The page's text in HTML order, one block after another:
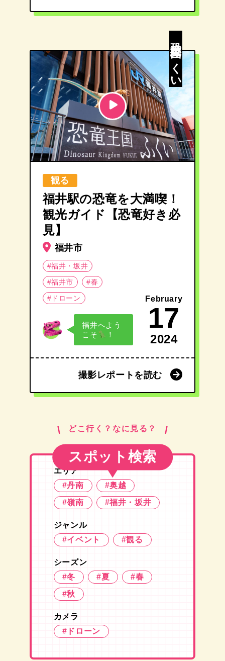
観る
福井駅の恐竜を大満喫！
観光ガイド【恐竜好き必
見】
福井市
#福井・坂井
#福井市
#春
#ドローン
福井へよう
こそ
！
February
17
2024
撮影レポートを読む
恐竜王国ふくい
どこ行く？なに見る？
スポット検索
エリア
#丹南
#奥越
#嶺南
#福井・坂井
ジャンル
#イベント
#観る
シーズン
#冬
#夏
#春
#秋
カメラ
#ドローン